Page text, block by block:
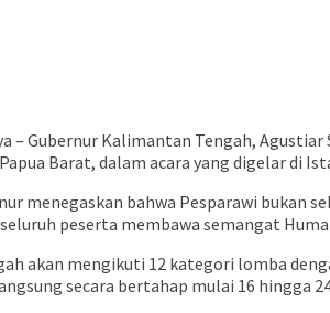
– Gubernur Kalimantan Tengah, Agustiar
Barat, dalam acara yang digelar di
menegaskan bahwa Pesparawi
peserta membawa semangat
akan mengikuti 12 kategori lomba
secara bertahap mulai 16 hingga